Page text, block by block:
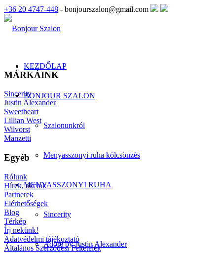
+36 20 4747-448 - bonjourszalon@gmail.com
KEZDŐLAP
BONJOUR SZALON
Szalonunkról
Menyasszonyi ruha kölcsönzés
MENYASSZONYI RUHA
Sincerity
Adore by Justin Alexander
MÁRKÁINK
Sincerity
Justin Alexander
Sweetheart
Lillian West
Wilvorst
Manzetti
Egyéb
Rólunk
Hírek, akciók
Partnerek
Elérhetőségek
Blog
Térkép
Írj nekünk!
Adatvédelmi tájékoztató
Általános Szerződési Feltételek